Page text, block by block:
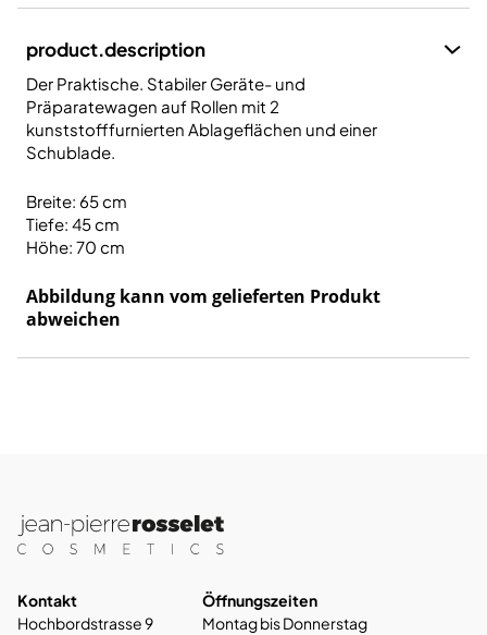
product.description
Der Praktische. Stabiler Geräte- und
Präparatewagen auf Rollen mit 2
kunststofffurnierten Ablageflächen und einer
Schublade.
Breite: 65 cm
Tiefe: 45 cm
Höhe: 70 cm
Abbildung kann vom gelieferten Produkt
abweichen
Kontakt
Hochbordstrasse 9
Öffnungszeiten
Montag bis Donnerstag